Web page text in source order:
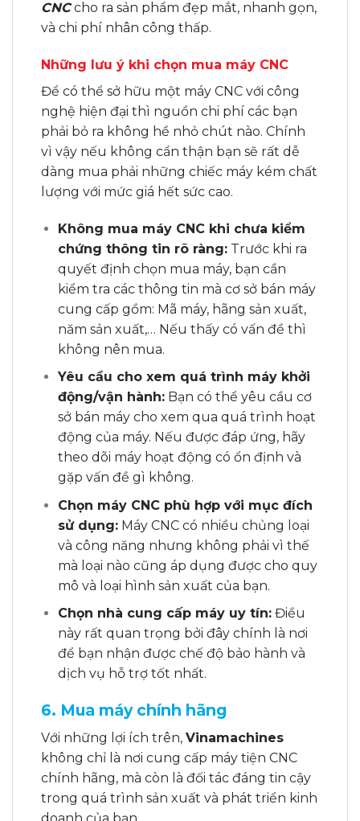
CNCcho ra sản phẩm đẹp mắt, nhanh gọn,
và chi phí nhân công thấp.
Những lưu ý khi chọn mua máy CNC
Để có thể sở hữu một máy CNC với công
nghệ hiện đại thì nguồn chi phí các bạn
phải bỏ ra không hề nhỏ chút nào. Chính
vì vậy nếu không cẩn thận bạn sẽ rất dễ
dàng mua phải những chiếc máy kém chất
lượng với mức giá hết sức cao.
Không mua máy CNC khi chưa kiểm
chứng thông tin rõ ràng:Trước khi ra
quyết định chọn mua máy, bạn cần
kiểm tra các thông tin mà cơ sở bán máy
cung cấp gồm: Mã máy, hãng sản xuất,
năm sản xuất,… Nếu thấy có vấn đề thì
không nên mua.
Yêu cầu cho xem quá trình máy khởi
động/vận hành:Bạn có thể yêu cầu cơ
sở bán máy cho xem qua quá trình hoạt
động của máy. Nếu được đáp ứng, hãy
theo dõi máy hoạt động có ổn định và
gặp vấn đề gì không.
Chọn máy CNC phù hợp với mục đích
sử dụng:Máy CNC có nhiều chủng loại
và công năng nhưng không phải vì thế
mà loại nào cũng áp dụng được cho quy
mô và loại hình sản xuất của bạn.
Chọn nhà cung cấp máy uy tín:Điều
này rất quan trọng bởi đây chính là nơi
để bạn nhận được chế độ bảo hành và
dịch vụ hỗ trợ tốt nhất.
6. Mua máy chính hãng
Với những lợi ích trên, Vinamachines
không chỉ là nơi cung cấp máy tiện CNC
chính hãng, mà còn là đối tác đáng tin cậy
trong quá trình sản xuất và phát triển kinh